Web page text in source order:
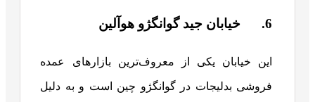
6. خیابان جید گوانگژو هوآلین
این خیابان یکی از معروف‌ترین بازارهای عمده
فروشی بدلیجات در گوانگژو چین است و به دلیل